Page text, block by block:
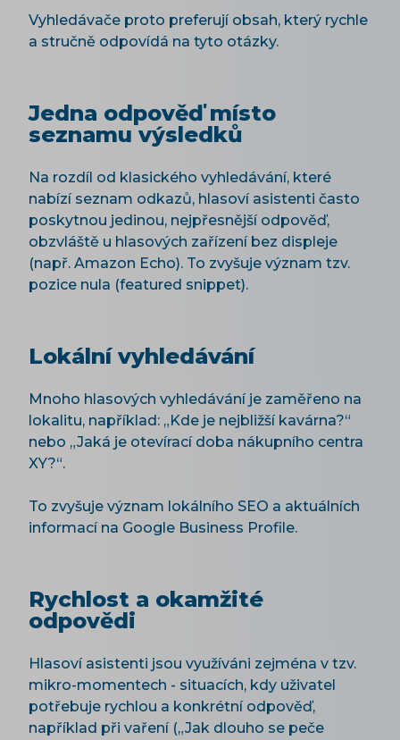
Vyhledávače proto preferují obsah, který rychle
a stručně odpovídá na tyto otázky.
Jedna odpověď místo
seznamu výsledků
Na rozdíl od klasického vyhledávání, které
nabízí seznam odkazů, hlasoví asistenti často
poskytnou jedinou, nejpřesnější odpověď,
obzvláště u hlasových zařízení bez displeje
(např. Amazon Echo). To zvyšuje význam tzv.
pozice nula (featured snippet).
Lokální vyhledávání
Mnoho hlasových vyhledávání je zaměřeno na
lokalitu, například: „Kde je nejbližší kavárna?“
nebo „Jaká je otevírací doba nákupního centra
XY?“.
To zvyšuje význam lokálního SEO a aktuálních
informací na Google Business Profile.
Rychlost a okamžité
odpovědi
Hlasoví asistenti jsou využíváni zejména v tzv.
mikro-momentech - situacích, kdy uživatel
potřebuje rychlou a konkrétní odpověď,
například při vaření („Jak dlouho se peče